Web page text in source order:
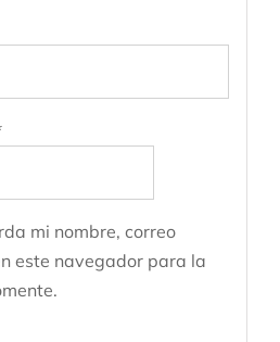
mi nombre, correo
este navegador para la